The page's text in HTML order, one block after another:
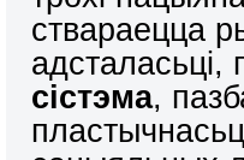
ствараецца
сістэма,